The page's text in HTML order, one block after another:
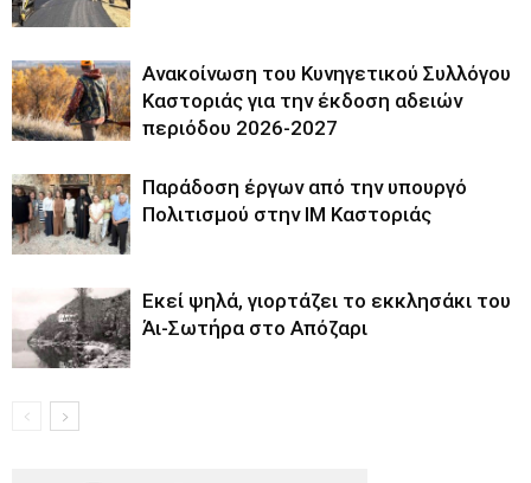
Ανακοίνωση του Κυνηγετικού Συλλόγου
Καστοριάς για την έκδοση αδειών
περιόδου 2026-2027
Παράδοση έργων από την υπουργό
Πολιτισμού στην ΙΜ Καστοριάς
Εκεί ψηλά, γιορτάζει το εκκλησάκι του
Άι-Σωτήρα στο Απόζαρι